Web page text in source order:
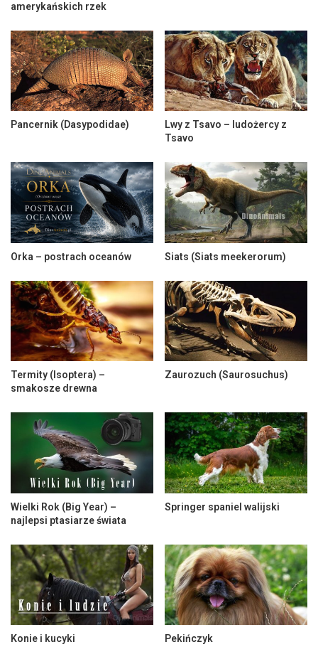
amerykańskich rzek
Pancernik (Dasypodidae)
Lwy z Tsavo – ludożercy z
Tsavo
Orka – postrach oceanów Siats (Siats meekerorum)
Termity (Isoptera) –
smakosze drewna
Zaurozuch (Saurosuchus)
Wielki Rok (Big Year) –
najlepsi ptasiarze świata
Springer spaniel walijski
Konie i kucyki Pekińczyk